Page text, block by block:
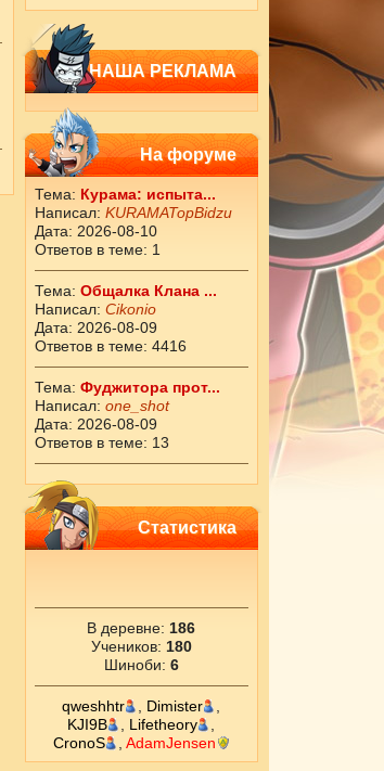
НАША РЕКЛАМА
На форуме
Тема: Курама: испыта...
Написал: KURAMATopBidzu
Дата: 2026-08-10
Ответов в теме: 1
Тема: Общалка Клана ...
Написал: Cikоnio
Дата: 2026-08-09
Ответов в теме: 4416
Тема: Фуджитора прот...
Написал: one_shot
Дата: 2026-08-09
Ответов в теме: 13
Статистика
В деревне: 186
Учеников: 180
Шиноби: 6
qweshhtr Dimister
KJI9B
Lifetheory
CronоS
AdamJensen